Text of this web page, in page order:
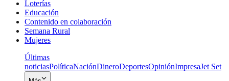
Loterías
Educación
Contenido en colaboración
Semana Rural
Mujeres
Últimas
noticiasPolíticaNaciónDineroDeportesOpiniónImpresaJet Set